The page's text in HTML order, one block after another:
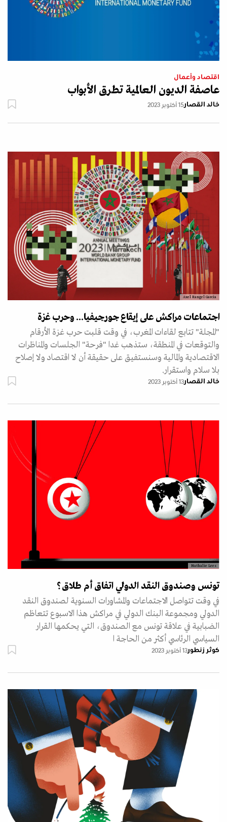
اقتصاد وأعمال
عاصفة الديون العالمية تطرق الأبواب
خالد القصار15 أكتوبر 2023
Axel Rangel Garcia
اجتماعات مراكش على إيقاع جورجيفيا... وحرب غزة
"المجلة" تتابع لقاءات المغرب، في وقت قلبت حرب غزة الأرقام
والتوقعات في المنطقة، ستذهب غدا "فرحة" الجلسات والمناظرات
الاقتصادية والمالية وسنستفيق على حقيقة أن لا اقتصاد ولا إصلاح
بلا سلام واستقرار.
خالد القصار13 أكتوبر 2023
Nathalie Lees
تونس وصندوق النقد الدولي اتفاق أم طلاق؟
في وقت تتواصل الاجتماعات والمشاورات السنوية لصندوق النقد
الدولي ومجموعة البنك الدولي في مراكش هذا الاسبوع تتعاظم
الضبابية في علاقة تونس مع الصندوق، التي يحكمها القرار
السياسي الرئاسي أكثر من الحاجة ا
كوثر زنطور13 أكتوبر 2023